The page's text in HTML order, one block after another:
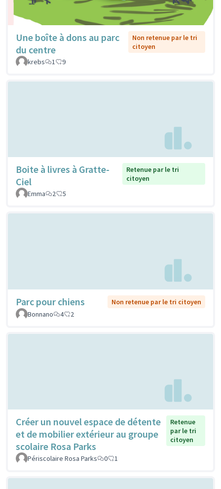
Une boîte à dons au parc
du centre
Non retenue par le tri
citoyen
krebs
1 9
Boite à livres à Gratte-
Ciel
Retenue par le tri
citoyen
Emma
2 5
Parc pour chiens
Non retenue par le tri citoyen
Bonnano
4 2
Créer un nouvel espace de détente
et de mobilier extérieur au groupe
scolaire Rosa Parks
Retenue
par le tri
citoyen
Périscolaire Rosa Parks 0 1